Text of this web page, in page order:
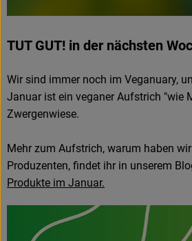
TUT GUT! in der nächsten
Wir sind immer noch im Veganuary,
Januar ist ein veganer Aufstrich "wie
Zwergenwiese.
Mehr zum Aufstrich, warum haben
Produzenten, findet ihr in unserem
Produkte im Januar.